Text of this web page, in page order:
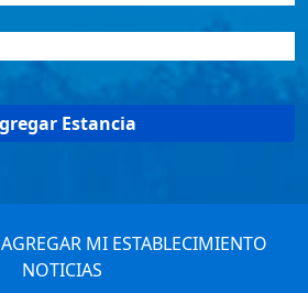
AGREGAR MI ESTABLECIMIENTO
NOTICIAS